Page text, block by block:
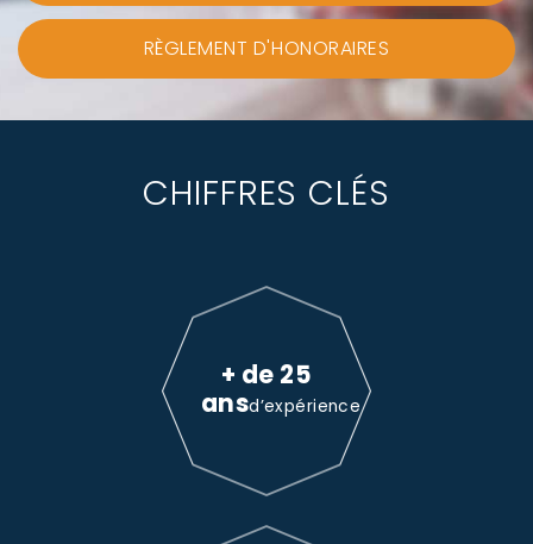
RÈGLEMENT D'HONORAIRES
CHIFFRES CLÉS
+ de 25
ansd’expérience